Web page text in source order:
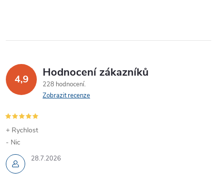
ů
l
d
a
c
í
p
4,9 Hodnocení zákazníků
228 hodnocení
Zobrazit recenze
28.7.2026
+ Rychlost
- Nic